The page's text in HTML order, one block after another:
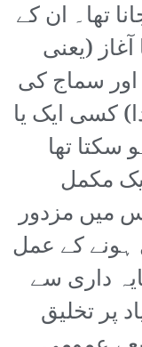
تھا۔ ان کے
(یعنی
اور سماج کی
کسی ایک یا
سکتا تھا
مکمل
میں مزدور
ہونے کے عمل
داری سے
پر تخلیق